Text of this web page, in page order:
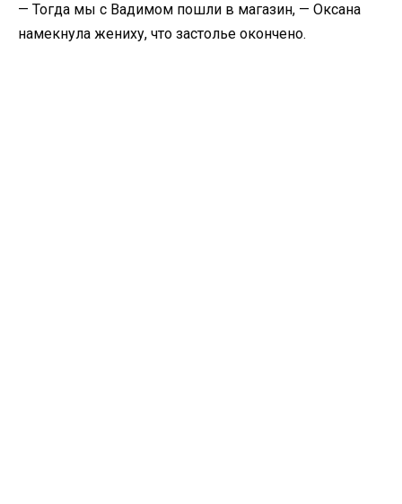
— Тогда мы с Вадимом пошли в магазин, — Оксана
намекнула жениху, что застолье окончено.